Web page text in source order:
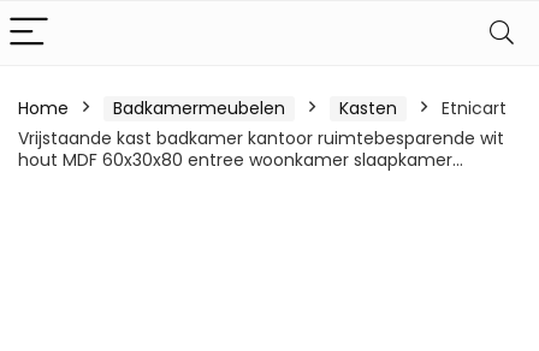
Home Badkamermeubelen Kasten
Etnicart
Vrijstaande kast badkamer kantoor ruimtebesparende wit
hout MDF 60x30x80 entree woonkamer slaapkamer…